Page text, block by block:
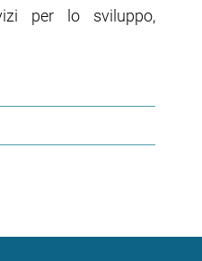
per lo sviluppo,